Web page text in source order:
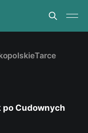
Tarce
po Cudownych